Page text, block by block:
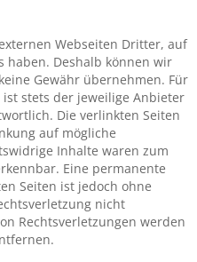
Webseiten Dritter, auf
haben. Deshalb können wir
Gewähr übernehmen. Für
stets der jeweilige Anbieter
Die verlinkten Seiten
auf mögliche
Inhalte waren zum
Eine permanente
Seiten ist jedoch ohne
nicht
Rechtsverletzungen werden